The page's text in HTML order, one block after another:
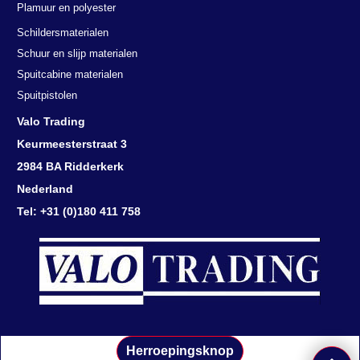
Spuitbussen
Folie & Maskeerpapier
Tape's - Plakband
Plamuur en polyester
Schildersmaterialen
Schuur en slijp materialen
Spuitcabine materialen
Spuitpistolen
Valo Trading
Keurmeesterstraat 3
Nederland
Tel: +31 (0)180 411 758